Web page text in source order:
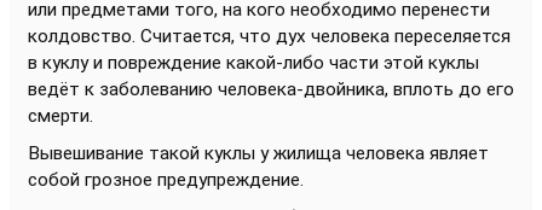
или предметами того, на кого необходимо перенести
колдовство. Считается, что дух человека переселяется
в куклу и повреждение какой-либо части этой куклы
ведёт к заболеванию человека-двойника, вплоть до его
смерти.
Вывешивание такой куклы у жилища человека являет
собой грозное предупреждение.